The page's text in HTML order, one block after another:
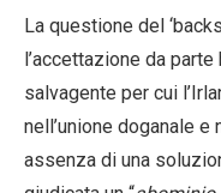
La questione del
l’accettazione da
salvagente per cui
nell’unione doganale
assenza di una